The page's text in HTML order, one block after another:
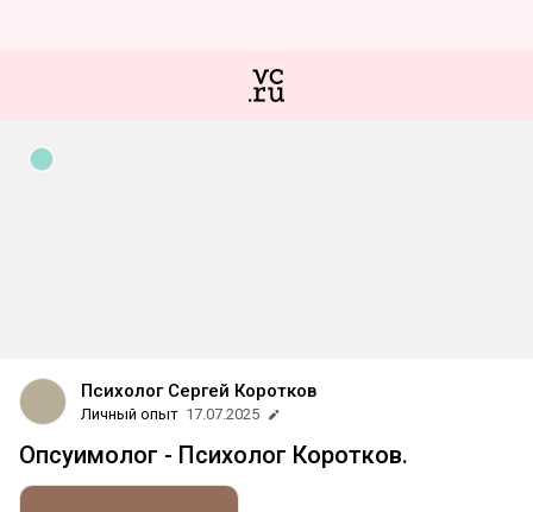
Психолог Сергей Коротков
Личный опыт 17.07.2025
Опсуимолог - Психолог Коротков.